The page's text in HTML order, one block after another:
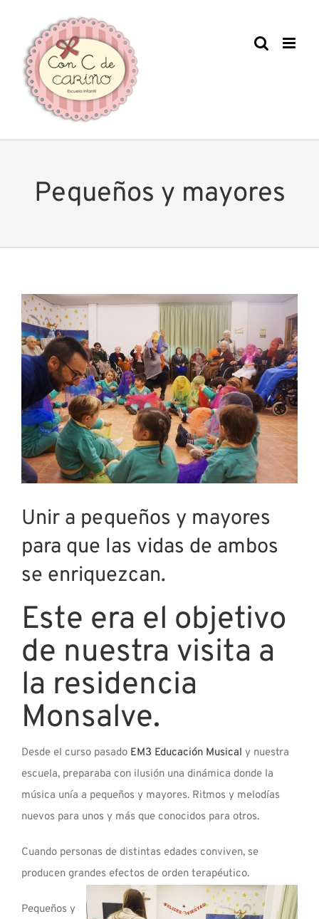
contenido
Pequeños y mayores
Ver
imagen
más
grande
Unir a pequeños y mayores
para que las vidas de ambos
se enriquezcan.
Este era el objetivo
de nuestra visita a
la residencia
Monsalve.
Desde el curso pasado EM3 Educación Musical y nuestra
escuela, preparaba con ilusión una dinámica donde la
música unía a pequeños y mayores. Ritmos y melodías
nuevos para unos y más que conocidos para otros.
Cuando personas de distintas edades conviven, se
producen grandes efectos de orden terapéutico.
Pequeños y